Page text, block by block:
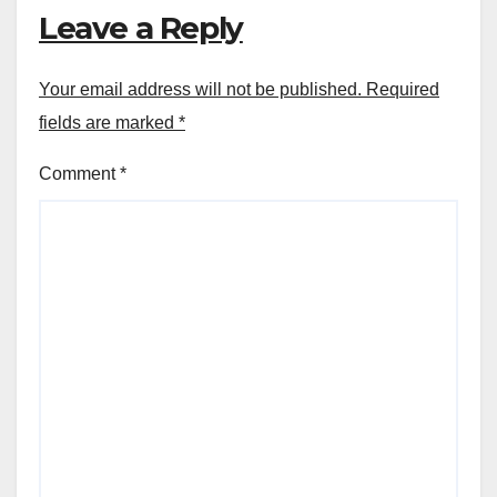
Leave a Reply
Your email address will not be published. Required
fields are marked *
Comment*